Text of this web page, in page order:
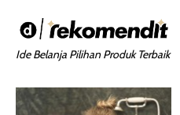
Ide Belanja Pilihan Produk Terbaik